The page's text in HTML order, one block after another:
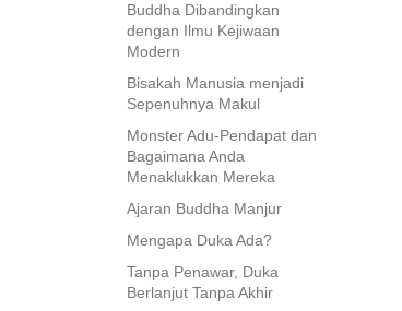
Buddha Dibandingkan
dengan Ilmu Kejiwaan
Modern
Bisakah Manusia menjadi
Sepenuhnya Makul
Monster Adu-Pendapat dan
Bagaimana Anda
Menaklukkan Mereka
Ajaran Buddha Manjur
Mengapa Duka Ada?
Tanpa Penawar, Duka
Berlanjut Tanpa Akhir